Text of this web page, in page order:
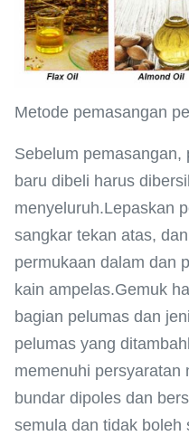
Metode pemasangan
Sebelum pemasangan,
baru dibeli harus
menyeluruh.Lepaskan
sangkar tekan atas,
permukaan dalam dan
kain ampelas.Gemuk
bagian pelumas dan
pelumas yang
memenuhi persyaratan
bundar dipoles dan
semula dan tidak boleh